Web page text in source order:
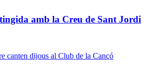
amb la Creu de Sant Jordi